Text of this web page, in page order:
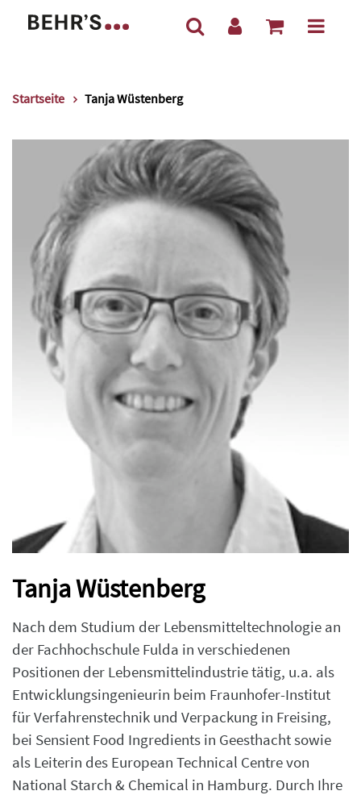
Startseite Tanja Wüstenberg
Tanja Wüstenberg
Nach dem Studium der Lebensmitteltechnologie an
der Fachhochschule Fulda in verschiedenen
Positionen der Lebensmittelindustrie tätig, u.a. als
Entwicklungsingenieurin beim Fraunhofer-Institut
für Verfahrenstechnik und Verpackung in Freising,
bei Sensient Food Ingredients in Geesthacht sowie
als Leiterin des European Technical Centre von
National Starch & Chemical in Hamburg. Durch Ihre